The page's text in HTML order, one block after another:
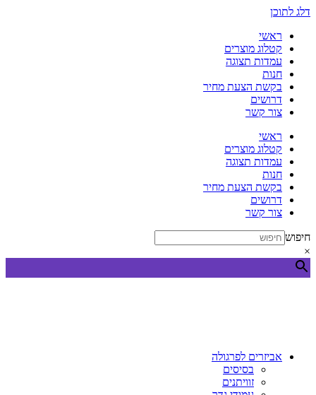
דלג לתוכן
ראשי
קטלוג מוצרים
עמדות תצוגה
חנות
בקשת הצעת מחיר
דרושים
צור קשר
ראשי
קטלוג מוצרים
עמדות תצוגה
חנות
בקשת הצעת מחיר
דרושים
צור קשר
חיפוש
×
אביזרים לפרגולה
בסיסים
זוויתנים